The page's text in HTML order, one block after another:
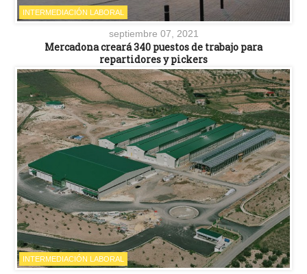
INTERMEDIACIÓN LABORAL
septiembre 07, 2021
Mercadona creará 340 puestos de trabajo para
repartidores y pickers
INTERMEDIACIÓN LABORAL